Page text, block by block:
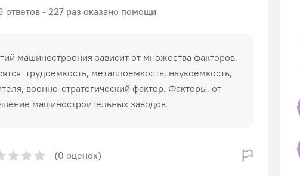
ответов - 227 раз оказано помощи
машиностроения зависит от множества факторов.
трудоёмкость, металлоёмкость, наукоёмкость,
военно-стратегический фактор. Факторы, от
машиностроительных заводов.
(0 оценок)